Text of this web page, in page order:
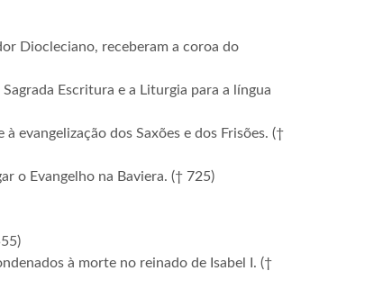
Diocleciano, receberam a coroa do
Escritura e a Liturgia para a língua
evangelização dos Saxões e dos Frisões. (†
o Evangelho na Baviera. († 725)
à morte no reinado de Isabel I. (†